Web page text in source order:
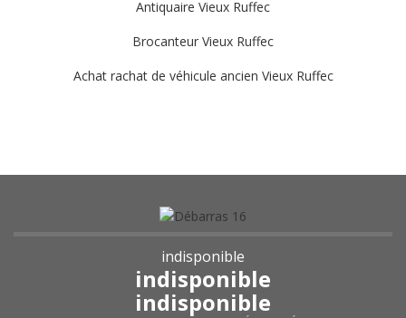
Antiquaire Vieux Ruffec
Brocanteur Vieux Ruffec
Achat rachat de véhicule ancien Vieux Ruffec
indisponible
indisponible
indisponible